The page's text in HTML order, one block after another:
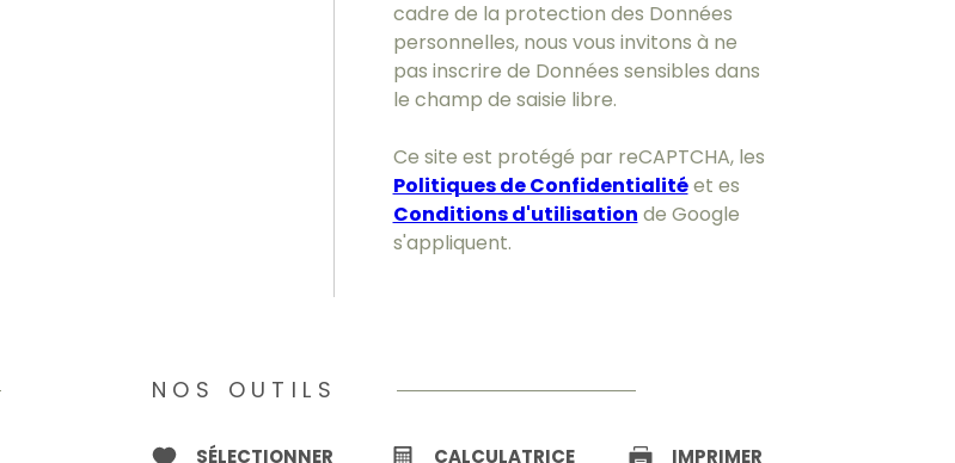
cadre de la protection des Données
personnelles, nous vous invitons à ne
pas inscrire de Données sensibles dans
le champ de saisie libre.
Ce site est protégé par reCAPTCHA, les
Politiques de Confidentialitéet es
Conditions d'utilisation de Google
s'appliquent.
NOS OUTILS
SÉLECTIONNER CALCULATRICE IMPRIMER